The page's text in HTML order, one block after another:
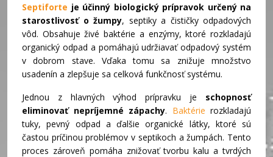
Septiforte je účinný biologický prípravok určený na
starostlivosť o žumpy, septiky a čističky odpadových
vôd. Obsahuje živé baktérie a enzýmy, ktoré rozkladajú
organický odpad a pomáhajú udržiavať odpadový systém
v dobrom stave. Vďaka tomu sa znižuje množstvo
usadenín a zlepšuje sa celková funkčnosť systému.
Jednou z hlavných výhod prípravku je schopnosť
eliminovať nepríjemné zápachy. Baktérie rozkladajú
tuky, pevný odpad a ďalšie organické látky, ktoré sú
častou príčinou problémov v septikoch a žumpách. Tento
proces zároveň pomáha znižovať tvorbu kalu a tvrdých